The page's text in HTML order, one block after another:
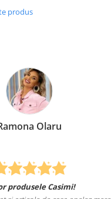
produs
Olaru
Casimi!